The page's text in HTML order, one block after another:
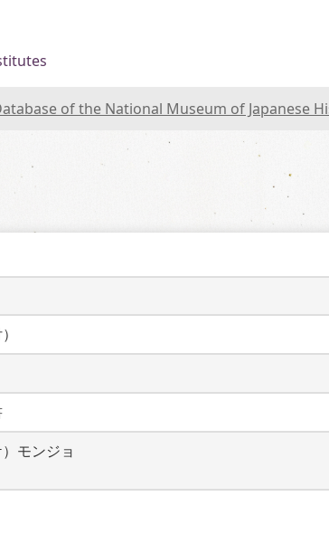
of the National Museum of Japanese
モンジョ